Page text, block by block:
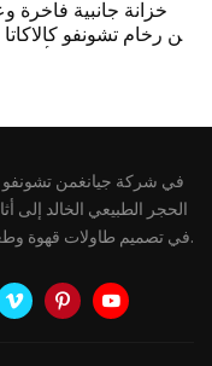
خزانة جانبية فاخرة
من رخام تشونفو كالاكاتا
الحجر الطبيعي الخالد
في تصميم طاولات قهوة وطعام وكونسول فريدة تجمع بين العملية والجمال.